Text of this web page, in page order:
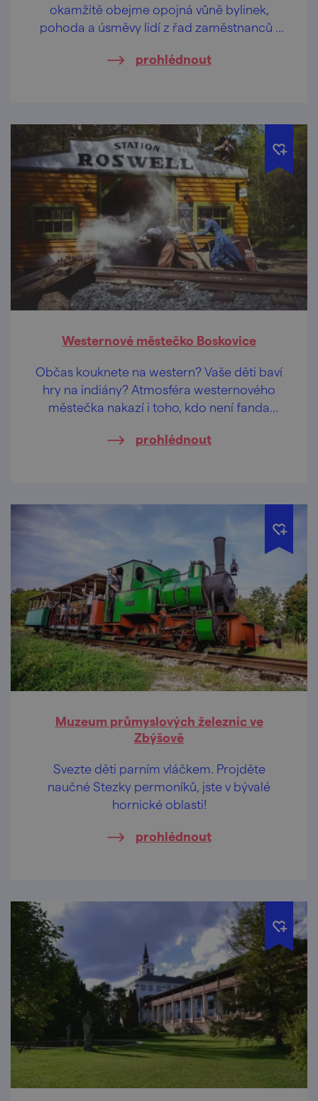
okamžitě obejme opojná vůně bylinek,
pohoda a úsměvy lidí z řad zaměstnanců i
zážitkovou exkurzi pro všechny smysly, tohle
prohlédnout
Westernové městečko Boskovice
Občas kouknete na western? Vaše děti baví
hry na indiány? Atmosféra westernového
městečka nakazí i toho, kdo není fanda
prohlédnout
Muzeum průmyslových železnic ve
Zbýšově
Svezte děti parním vláčkem. Projděte
naučné Stezky permoníků, jste v bývalé
hornické oblasti!
prohlédnout